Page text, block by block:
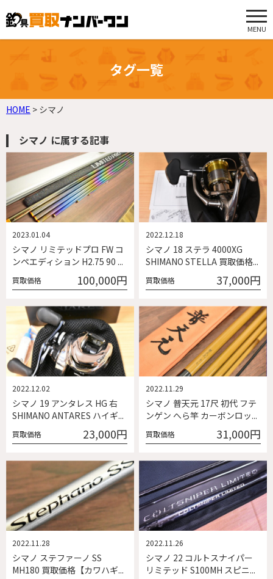
MENU
タグ一覧
HOME > シマノ
シマノ に属する記事
シマノ リミテッドプロ FW コ
ンペエディション H2.75 90 ...
2023.01.04
買取価格 100,000円
シマノ 18 ステラ 4000XG
SHIMANO STELLA 買取価格...
2022.12.18
買取価格 37,000円
シマノ 19 アンタレス HG 右
SHIMANO ANTARES ハイギ...
2022.12.02
買取価格 23,000円
シマノ 普天元 17尺 初代 フテ
ンゲン へら竿 カーボンロッ...
2022.11.29
買取価格 31,000円
シマノ ステファーノ SS
MH180 買取価格【カワハギ...
2022.11.28
シマノ 22 コルトスナイパー
リミテッド S100MH スピニ...
2022.11.26